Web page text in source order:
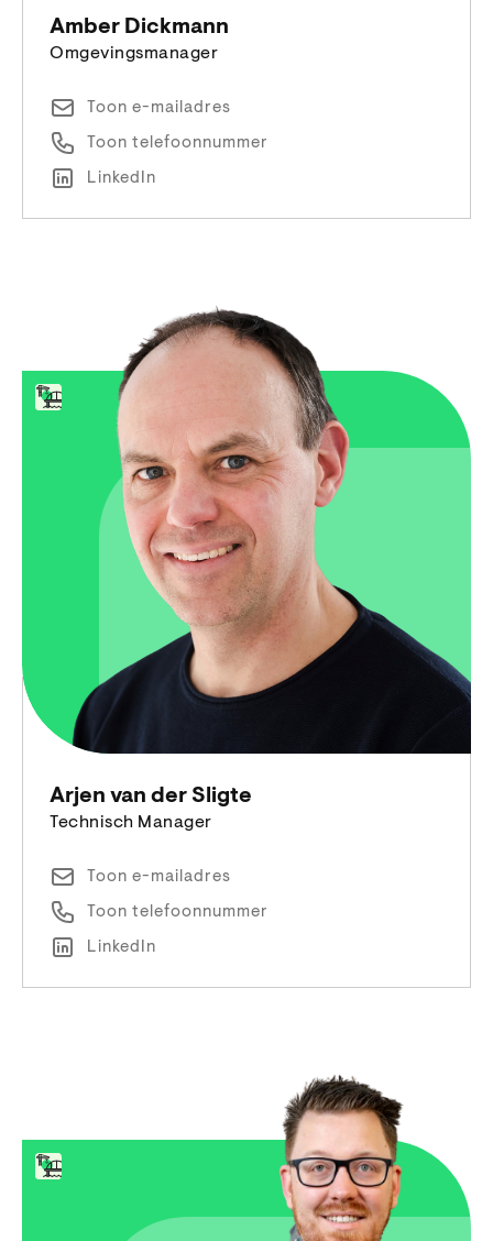
Amber Dickmann
Omgevingsmanager
Toon e-mailadres
Toon telefoonnummer
LinkedIn
Arjen van der Sligte
Technisch Manager
Toon e-mailadres
Toon telefoonnummer
LinkedIn